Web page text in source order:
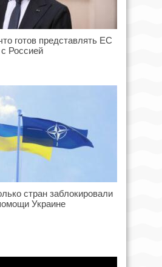
готов представлять ЕС
с Россией
стран заблокировали
Украине